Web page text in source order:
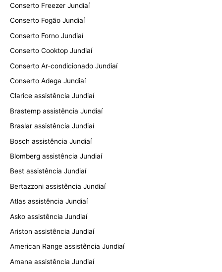
Conserto Freezer Jundiaí
Conserto Fogão Jundiaí
Conserto Forno Jundiaí
Conserto Cooktop Jundiaí
Conserto Ar-condicionado Jundiaí
Conserto Adega Jundiaí
Clarice assistência Jundiaí
Brastemp assistência Jundiaí
Braslar assistência Jundiaí
Bosch assistência Jundiaí
Blomberg assistência Jundiaí
Best assistência Jundiaí
Bertazzoni assistência Jundiaí
Atlas assistência Jundiaí
Asko assistência Jundiaí
Ariston assistência Jundiaí
American Range assistência Jundiaí
Amana assistência Jundiaí